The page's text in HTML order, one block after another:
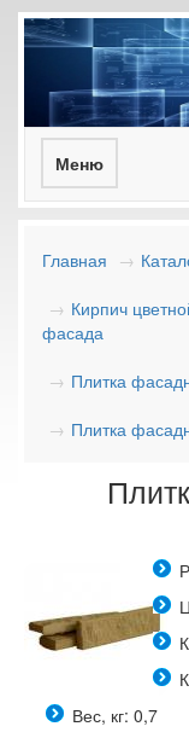
Toggle
navigation
Меню
Главная
Кирпич
фасада
Плитка
Плитка
Вес, кг: 0,7